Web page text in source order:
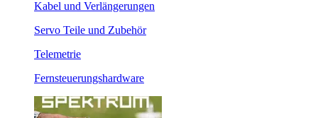
Kabel und Verlängerungen
Servo Teile und Zubehör
Telemetrie
Fernsteuerungshardware